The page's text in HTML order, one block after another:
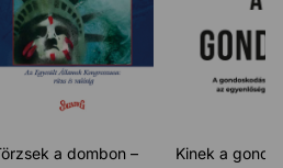
a dombon –
Kinek a